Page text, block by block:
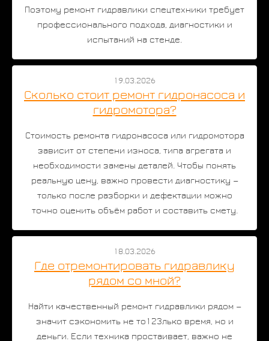
Поэтому ремонт гидравлики спецтехники требует
профессионального подхода, диагностики и
испытаний на стенде.
19.03.2026
Сколько стоит ремонт гидронасоса и
гидромотора?
Стоимость ремонта гидронасоса или гидромотора
зависит от степени износа, типа агрегата и
необходимости замены деталей. Чтобы понять
реальную цену, важно провести диагностику —
только после разборки и дефектации можно
точно оценить объём работ и составить смету.
18.03.2026
Где отремонтировать гидравлику
рядом со мной?
Найти качественный ремонт гидравлики рядом —
значит сэкономить не то123лько время, но и
деньги. Если техника простаивает, важно не